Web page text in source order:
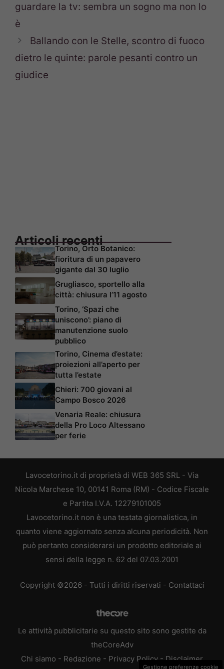
guardare la tv: sembra un sogno ma non lo
è
Ballando con le Stelle, scontro di fuoco
dietro le quinte: parole pesanti contro un
giudice
Articoli recenti
Torino, Orto Botanico:
fioritura di un papavero
gigante dal 30 luglio
Grugliasco, sportello alla
città: chiusura l’11 agosto
Torino, ‘Spazi che
uniscono’: piano di
manutenzione suolo
pubblico
Torino, Cinema d’estate:
proiezioni all’aperto per
tutta l’estate
Chieri: 700 giovani al
Campo Bosco 2026
Venaria Reale: chiusura
della Pro Loco Altessano
per ferie
Lavocetorino.it di proprietà di WEB 365 SRL - Via
Nicola Marchese 10, 00141 Roma (RM) - Codice Fiscale
e Partita I.V.A. 12279101005
Lavocetorino.it non è una testata giornalistica, in
quanto viene aggiornato senza alcuna periodicità. Non
può pertanto considerarsi un prodotto editoriale ai
sensi della legge n. 62 del 07.03.2001
Copyright ©2026 - Tutti i diritti riservati - Contattaci
Le attività pubblicitarie su questo sito sono gestite da
theCoreAdv
Chi siamo - Redazione - Privacy Policy - Disclaimer
Gestione preferenze cookie